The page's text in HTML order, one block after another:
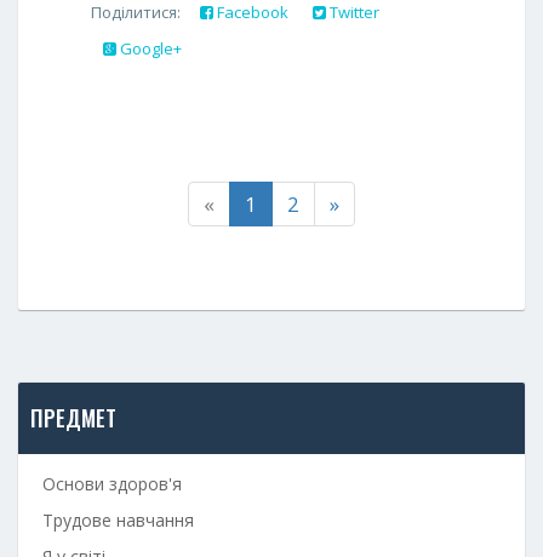
Поділитися: Facebook
Twitter
Google+
« 1 2 »
ПРЕДМЕТ
Основи здоров'я
Трудове навчання